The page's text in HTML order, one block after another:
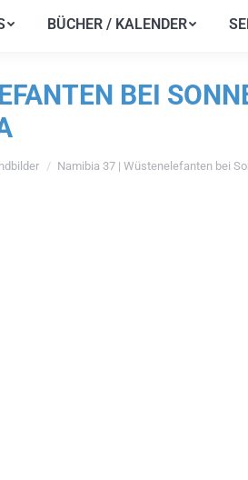
BÜCHER / KALENDER
BEI
sich hier:Namibia 37 | Wüstenelefanten bei
BÜCHER / KALENDER